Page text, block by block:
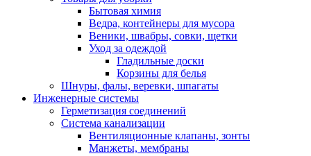
Бытовая химия
Ведра, контейнеры для мусора
Веники, швабры, совки, щетки
Уход за одеждой
Гладильные доски
Корзины для белья
Шнуры, фалы, веревки, шпагаты
Инженерные системы
Герметизация соединений
Система канализации
Вентиляционные клапаны, зонты
Манжеты, мембраны